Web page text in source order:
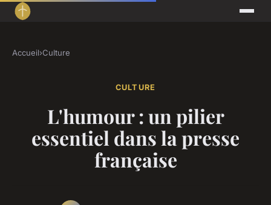
Accueil›Culture
CULTURE
L'humour : un pilier
essentiel dans la presse
française